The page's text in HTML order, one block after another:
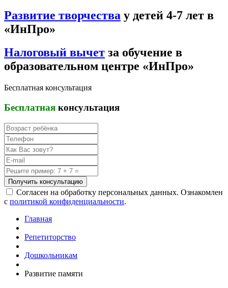
Развитие творчества у детей 4-7 лет в
«ИнПро»
Налоговый вычет за обучение в
образовательном центре «ИнПро»
Бесплатная консультация
Бесплатная консультация
Получить консультацию
Согласен на обработку персональных данных. Ознакомлен
с политикой конфиденциальности.
Главная
Репетиторство
Дошкольникам
Развитие памяти